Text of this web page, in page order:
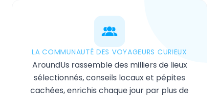
LA COMMUNAUTÉ DES VOYAGEURS CURIEUX
AroundUs rassemble des milliers de lieux
sélectionnés, conseils locaux et pépites
cachées, enrichis chaque jour par plus de